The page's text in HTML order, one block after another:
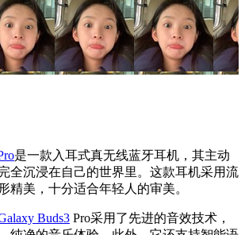
是一款入耳式真无线蓝牙耳机，其主动
全沉浸在自己的世界里。这款耳机采用流
精美，十分适合年轻人的审美。
Buds3 Pro采用了先进的音效技术，